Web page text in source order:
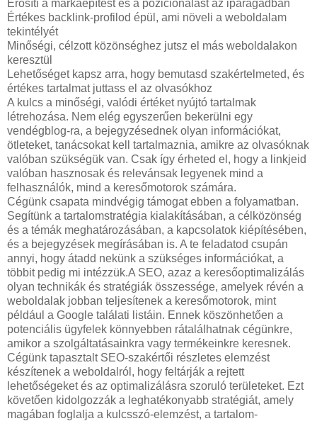
Erősíti a márkaépítést és a pozicionálást az iparágadban
Értékes backlink-profilod épül, ami növeli a weboldalam
tekintélyét
Minőségi, célzott közönséghez jutsz el más weboldalakon
keresztül
Lehetőséget kapsz arra, hogy bemutasd szakértelmeted, és
értékes tartalmat juttass el az olvasókhoz
A kulcs a minőségi, valódi értéket nyújtó tartalmak
létrehozása. Nem elég egyszerűen bekerülni egy
vendégblog-ra, a bejegyzésednek olyan információkat,
ötleteket, tanácsokat kell tartalmaznia, amikre az olvasóknak
valóban szükségük van. Csak így érheted el, hogy a linkjeid
valóban hasznosak és relevánsak legyenek mind a
felhasználók, mind a keresőmotorok számára.
Cégünk csapata mindvégig támogat ebben a folyamatban.
Segítünk a tartalomstratégia kialakításában, a célközönség
és a témák meghatározásában, a kapcsolatok kiépítésében,
és a bejegyzések megírásában is. A te feladatod csupán
annyi, hogy átadd nekünk a szükséges információkat, a
többit pedig mi intézzük.A SEO, azaz a keresőoptimalizálás
olyan technikák és stratégiák összessége, amelyek révén a
weboldalak jobban teljesítenek a keresőmotorok, mint
például a Google találati listáin. Ennek köszönhetően a
potenciális ügyfelek könnyebben rátalálhatnak cégünkre,
amikor a szolgáltatásainkra vagy termékeinkre keresnek.
Cégünk tapasztalt SEO-szakértői részletes elemzést
készítenek a weboldalról, hogy feltárják a rejtett
lehetőségeket és az optimalizálásra szoruló területeket. Ezt
követően kidolgozzák a leghatékonyabb stratégiát, amely
magában foglalja a kulcsszó-elemzést, a tartalom-